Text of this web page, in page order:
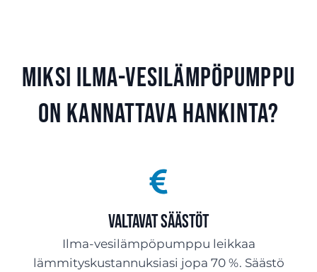
Miksi ilma-vesilämpöpumppu
on kannattava hankinta?
Valtavat säästöt
Ilma-vesilämpöpumppu leikkaa
lämmityskustannuksiasi jopa 70 %. Säästö